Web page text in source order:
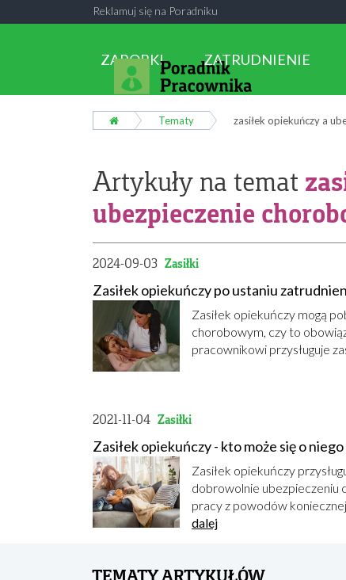
Reklamuj się na Poradniku
ZAROBKI ZATRUDNIENIE
Tematy zasiłek opiekuńczy a
Artykuły na temat
ubezpieczenie
2024-09-03 Zasiłki
Zasiłek opiekuńczy po ustaniu
Zasiłek opiekuńczy mogą
chorobowym, czy to
pracownikowi przysługuje
2021-11-04 Zasiłki
Zasiłek opiekuńczy - kto może się o
Zasiłek opiekuńczy
dobrowolnie ubezpieczeniu
pracy z powodów
dalej
TEMATY ARTYKUŁÓW